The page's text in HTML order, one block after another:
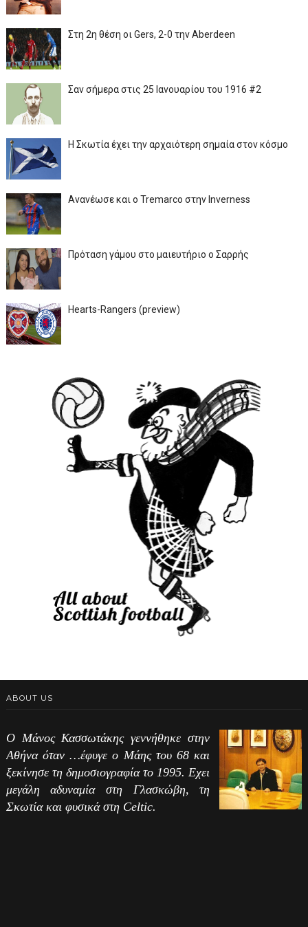
Στη 2η θέση οι Gers, 2-0 την Aberdeen
Σαν σήμερα στις 25 Ιανουαρίου του 1916 #2
Η Σκωτία έχει την αρχαιότερη σημαία στον κόσμο
Ανανέωσε και ο Tremarco στην Inverness
Πρόταση γάμου στο μαιευτήριο ο Σαρρής
Hearts-Rangers (preview)
ABOUT US
Ο Μάνος Κασσωτάκης γεννήθηκε στην
Αθήνα όταν …έφυγε ο Μάης του 68 και
ξεκίνησε τη δημοσιογραφία το 1995. Εχει
μεγάλη αδυναμία στη Γλασκώβη, τη
Σκωτία και φυσικά στη Celtic.